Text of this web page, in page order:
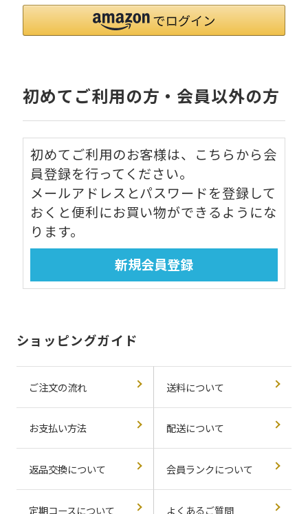
初めてご利用の方・会員以外の方
初めてご利用のお客様は、こちらから会
員登録を行ってください。
メールアドレスとパスワードを登録して
おくと便利にお買い物ができるようにな
ります。
ショッピングガイド
ご注文の流れ 送料について
お支払い方法 配送について
返品交換について 会員ランクについて
定期コースについて よくあるご質問